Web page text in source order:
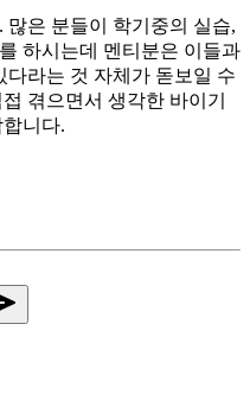
많은 분들이 학기중의 실습,
하시는데 멘티분은 이들과
다라는 것 자체가 돋보일 수
겪으면서 생각한 바이기
니다.